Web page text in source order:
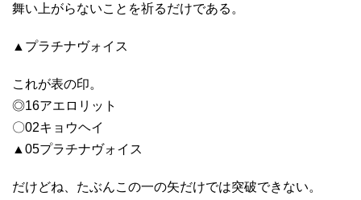
舞い上がらないことを祈るだけである。
▲プラチナヴォイス
これが表の印。
◎16アエロリット
〇02キョウヘイ
▲05プラチナヴォイス
だけどね、たぶんこの一の矢だけでは突破できない。